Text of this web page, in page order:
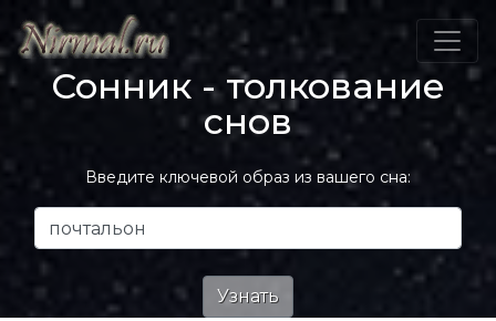
Сонник - толкование
снов
Введите ключевой образ из вашего сна: